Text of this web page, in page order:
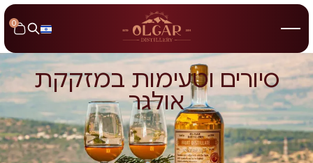
0
סיורים וטעימות במזקקת
אולגר